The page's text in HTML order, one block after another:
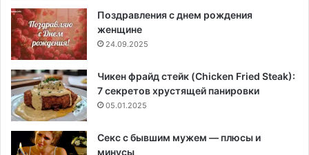
Поздравления с днем рождения
женщине
24.09.2025
Чикен фрайд стейк (Chicken Fried Steak):
7 секретов хрустящей панировки
05.01.2025
Секс с бывшим мужем — плюсы и
минусы